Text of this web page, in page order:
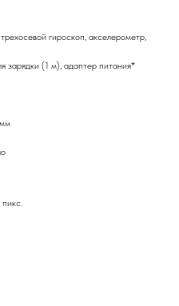
гироскоп, акселерометр,
зарядки (1 м), адаптер питания*